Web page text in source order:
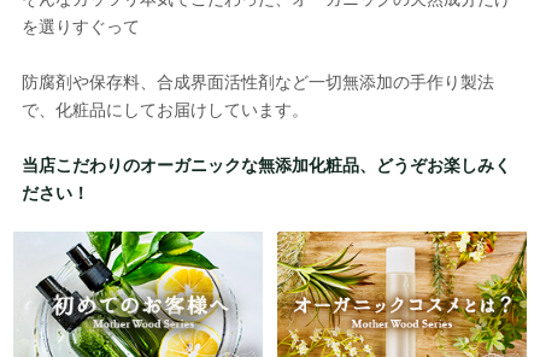
を選りすぐって
防腐剤や保存料、合成界面活性剤など一切無添加の手作り製法
で、化粧品にしてお届けしています。
当店こだわりのオーガニックな無添加化粧品、どうぞお楽しみく
ださい！